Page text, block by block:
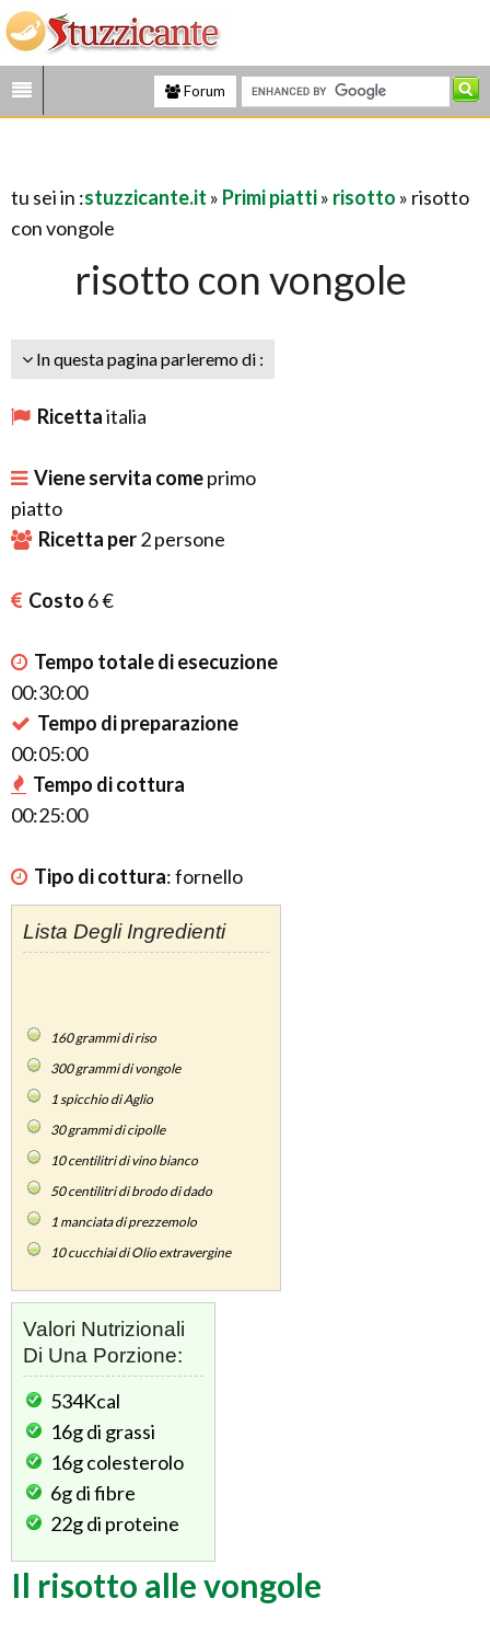
Forum
tu sei in :stuzzicante.it » Primi piatti» risotto » risotto
con vongole
risotto con vongole
In questa pagina parleremo di :
Ricettaitalia
Viene servita comeprimo
piatto
Ricetta per2persone
Costo 6 €
Tempo totale di esecuzione
00:30:00
Tempo di preparazione
00:05:00
Tempo di cottura
00:25:00
Tipo di cottura:fornello
Lista Degli Ingredienti
160grammi di riso
300grammi di vongole
1spicchio di Aglio
30grammi di cipolle
10centilitri di vino bianco
50centilitri di brodo di dado
1 manciata di prezzemolo
10cucchiai di Olio extravergine
Valori Nutrizionali
Di Una Porzione:
534Kcal
16gdi grassi
16gcolesterolo
6gdi fibre
22gdi proteine
Il risotto alle vongole